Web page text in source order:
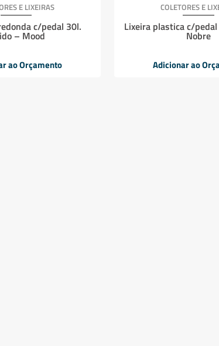
E LIXEIRAS
c/pedal 30l.
– Mood
ao Orçamento
COLETORES E
Lixeira plastica c/
Nobre
Adicionar ao